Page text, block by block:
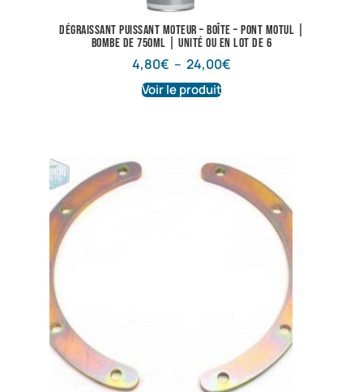
Dégraissant puissant Moteur – Boîte – Pont Motul |
Bombe de 750ml | Unité ou en lot de 6
4,80€ – 24,00€
Voir le produit